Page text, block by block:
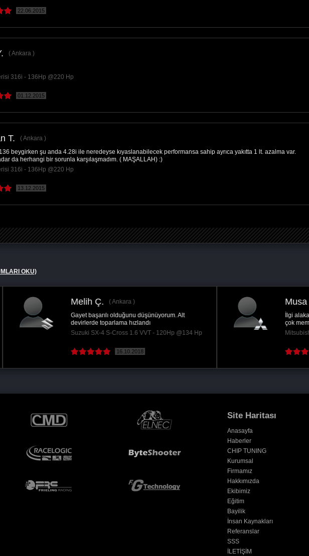
22.06.2015
Ankara
316i - 136Hp @220 Hp
01.12.2015
T.
Ankara
beygirken şu anda 4.28i ile neredeyse kıyaslanabilecek performansa sahip ayrıca yakıtta 1 lt. azalma var.
da herhangi bir sorunla karşılaşmadım. ( MAŞALLAH) :)
316i - 136Hp @220 Hp
13.12.2015
OKU)
düşünüyorum. Alt
VVT - 120Hp @134 Hp
İlgi alakadan arıza tesbitinden ve çözümlerinden
çok memnun kaldık. Teşekkürler ederiz remaps...
Mitsubishi L200 2.4 DiD - 154Hp @200 Hp
( Devamını oku )
Site Haritası
Anasayfa
Haberler
CHIP TUNING
Kurumsal
Firmamız
Hakkımızda
Ekibimiz
Eğitim
Bayilik
İnsan Kaynakları
Referanslar
SSS
İLETİŞİM